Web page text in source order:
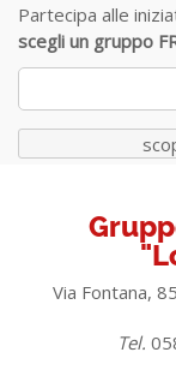
Partecipa alle
scegli un gruppo
Via Fontana,
Tel.